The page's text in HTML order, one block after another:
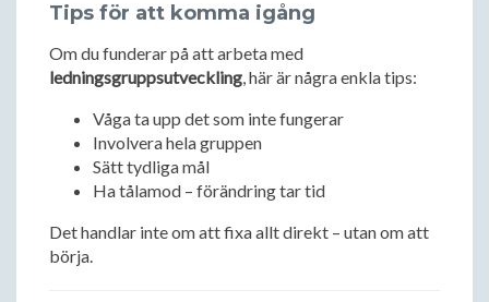
Tips för att komma igång
Om du funderar på att arbeta med
ledningsgruppsutveckling, här är några enkla tips:
Våga ta upp det som inte fungerar
Involvera hela gruppen
Sätt tydliga mål
Ha tålamod – förändring tar tid
Det handlar inte om att fixa allt direkt – utan om att
börja.